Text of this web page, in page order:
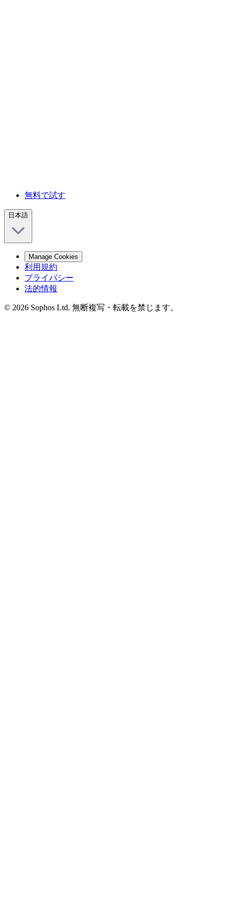
無料で試す
日本語
Manage Cookies
利用規約
プライバシー
法的情報
© 2026 Sophos Ltd. 無断複写・転載を禁じます。